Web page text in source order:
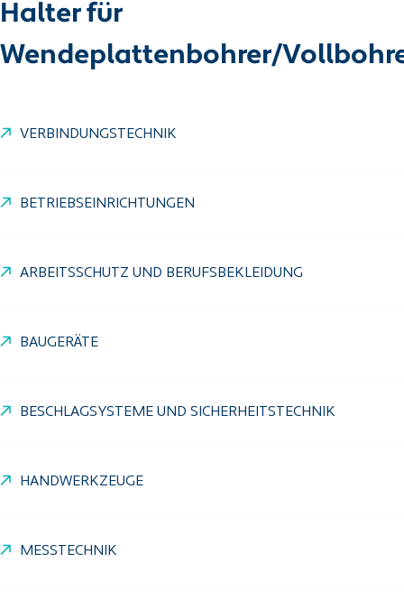
Halter für
Wendeplattenbohrer/
VERBINDUNGSTECHNIK
BETRIEBSEINRICHTUNGEN
ARBEITSSCHUTZ UND BERUFSBEKLEIDUNG
BAUGERÄTE
BESCHLAGSYSTEME UND SICHERHEITSTECHNIK
HANDWERKZEUGE
MESSTECHNIK